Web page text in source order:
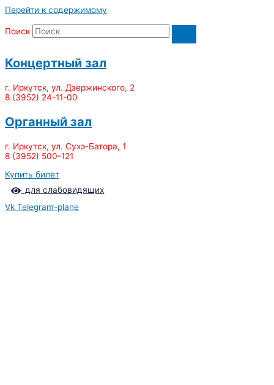
Перейти к содержимому
Поиск
Концертный зал
г. Иркутск, ул. Дзержинского, 2
8 (3952) 24-11-00
Органный зал
г. Иркутск, ул. Сухэ-Батора, 1
8 (3952) 500-121
Купить билет
для слабовидящих
Vk Telegram-plane